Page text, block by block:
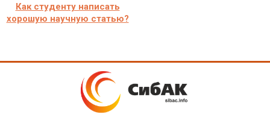
Как студенту написать
хорошую научную статью?